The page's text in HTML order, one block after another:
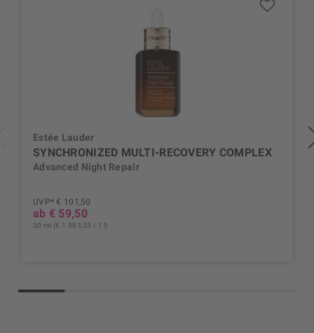
Estée Lauder
SYNCHRONIZED MULTI-RECOVERY COMPLEX
Advanced Night Repair
UVP* € 101,50
ab € 59,50
30 ml (€ 1.983,33 / 1 l)